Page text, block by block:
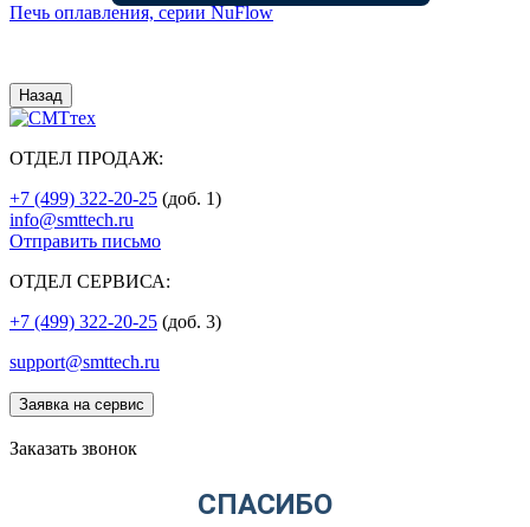
Печь оплавления, серии NuFlow
Назад
ОТДЕЛ ПРОДАЖ:
+7 (499) 322-20-25 (доб. 1)
info@smttech.ru
Отправить письмо
ОТДЕЛ СЕРВИСА:
+7 (499) 322-20-25 (доб. 3)
support@smttech.ru
Заявка на сервис
Заказать звонок
СПАСИБО